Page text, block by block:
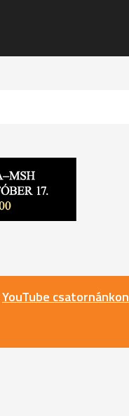
YouTube csatornánkon